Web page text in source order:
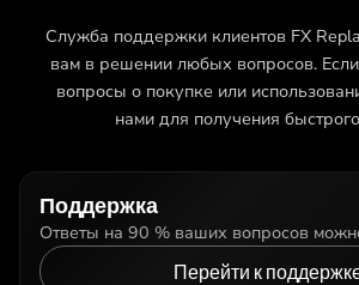
Служба поддержки клиентов FX
вам в решении любых вопросов.
вопросы о покупке или
нами для получения
Поддержка
Ответы на 90 % ваших вопросов
Перейти к